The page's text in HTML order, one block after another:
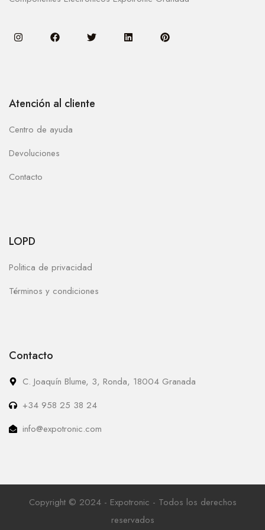
Atención al cliente
Centro de ayuda
Devoluciones
Contacto
LOPD
Politica de privacidad
Términos y condiciones
Contacto
C. Joaquín Blume, 3, Ronda, 18004 Granada
+34 958 25 38 24
info@expotronic.com
Copyright © 2024 - Expotronic - Todos los derechos
reservados